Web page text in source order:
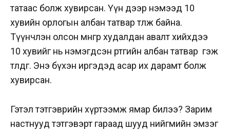
татаас болж хувирсан. Үүн дээр нэмээд 10
хувийн орлогын албан татвар төлж байна.
Түүнчлэн олсон мөнгөөрөө худалдан авалт хийхдээ
10 хувийг нь нэмэгдсэн өртгийн албан татвар гэж
төлдөг. Энэ бүхэн иргэдэд асар их дарамт болж
хувирсан.
Гэтэл тэтгэврийн хүртээмж ямар билээ? Зарим
настнууд тэтгэвэрт гараад шууд нийгмийн эмзэг